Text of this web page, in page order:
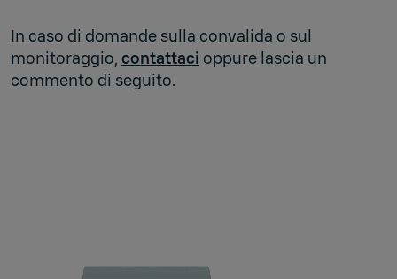
In caso di domande sulla convalida o sul
monitoraggio, contattaci oppure lascia un
commento di seguito.